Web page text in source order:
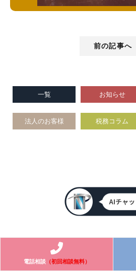
前の記事へ
一覧 お知らせ
法人のお客様 税務コラム
電話相談（初回相談無料）